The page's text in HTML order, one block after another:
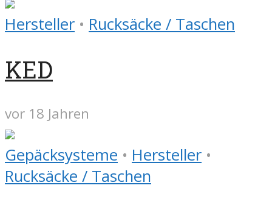
Hersteller • Rucksäcke / Taschen
KED
vor 18 Jahren
Gepäcksysteme • Hersteller •
Rucksäcke / Taschen